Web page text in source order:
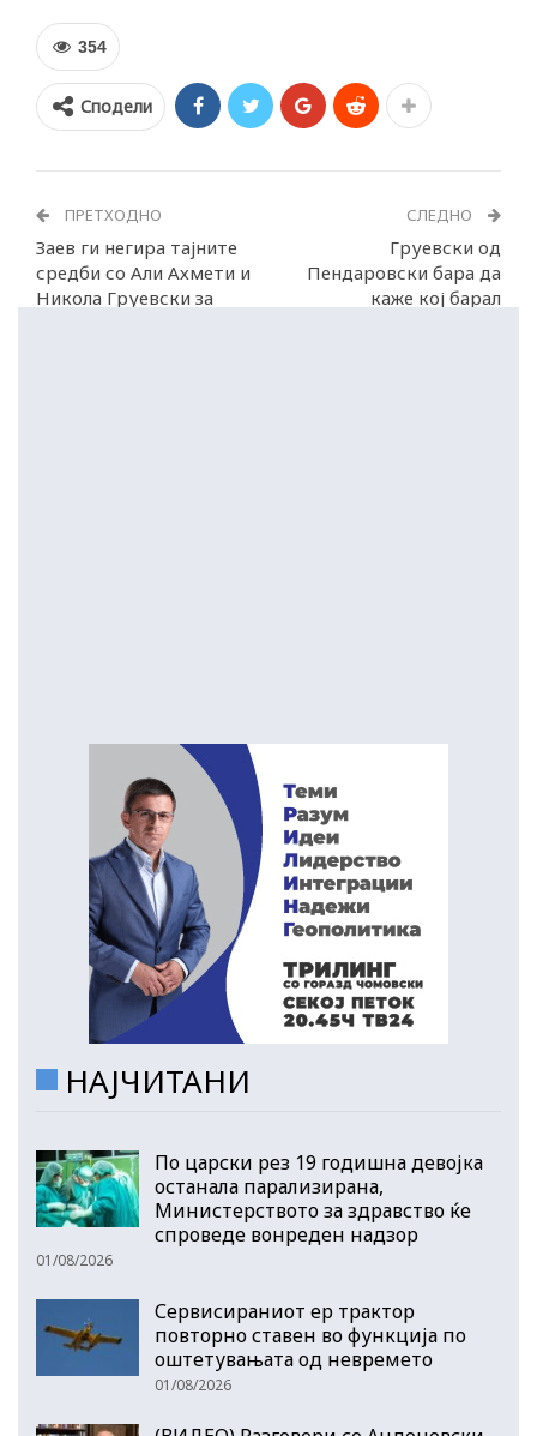
354
Сподели
ПРЕТХОДНО
Заев ги негира тајните
средби со Али Ахмети и
Никола Груевски за
СЛЕДНО
Груевски од
Пендаровски бара да
каже кој барал
НАЈЧИТАНИ
По царски рез 19 годишна девојка
останала парализирана,
Министерството за здравство ќе
спроведе вонреден надзор
01/08/2026
Сервисираниот ер трактор
повторно ставен во функција по
оштетувањата од невремето
01/08/2026